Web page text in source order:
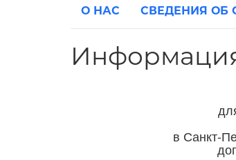
О НАС СВЕДЕНИЯ ОБ
в Санкт-